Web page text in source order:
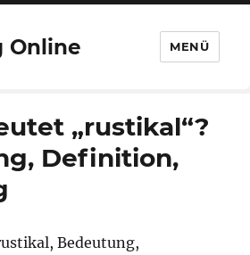
Online MENÜ
„rustikal“?
Definition,